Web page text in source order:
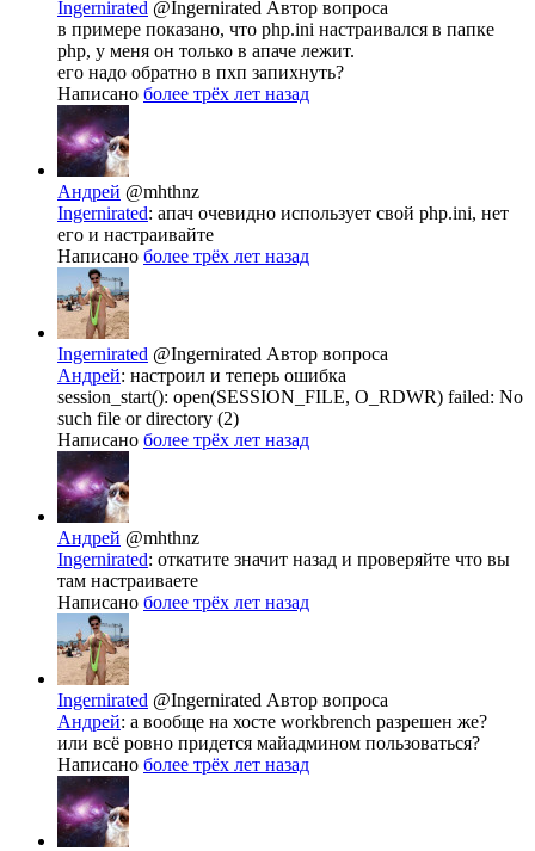
Ingernirated @Ingernirated Автор вопроса
в примере показано, что php.ini настраивался в папке
php, у меня он только в апаче лежит.
его надо обратно в пхп запихнуть?
Написано более трёх лет назад
Андрей @mhthnz
Ingernirated: апач очевидно использует свой php.ini, нет
его и настраивайте
Написано более трёх лет назад
Ingernirated @Ingernirated Автор вопроса
Андрей: настроил и теперь ошибка
session_start(): open(SESSION_FILE, O_RDWR) failed: No
such file or directory (2)
Написано более трёх лет назад
Андрей @mhthnz
Ingernirated: откатите значит назад и проверяйте что вы
там настраиваете
Написано более трёх лет назад
Ingernirated @Ingernirated Автор вопроса
Андрей: а вообще на хосте workbrench разрешен же?
или всё ровно придется майадмином пользоваться?
Написано более трёх лет назад